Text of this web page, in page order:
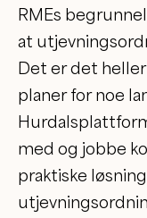
RMEs
at
Det er det
planer for noe
med og jobbe
praktiske